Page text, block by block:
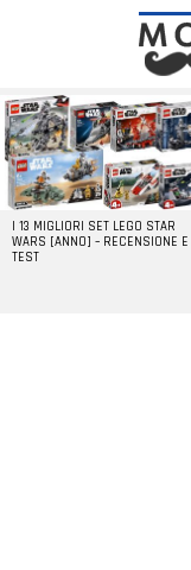
LATEST
STORIES
I 13 MIGLIORI SET LEGO STAR
WARS [ANNO] – RECENSIONE E
TEST